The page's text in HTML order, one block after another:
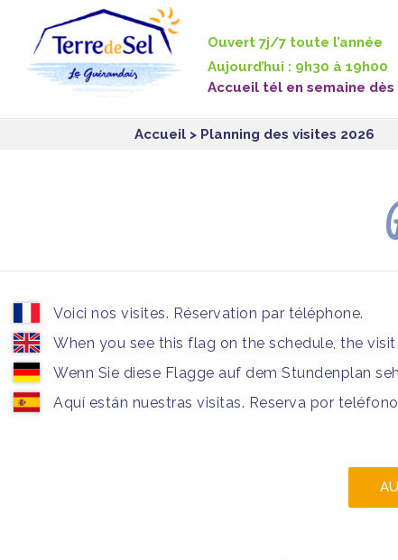
Ouvert 7j/7 toute l’année
Aujourd’hui : 9h30 à 19h00
Accueil tél en semaine dès
Accueil > Planning des visites 2026
Voici nos visites. Réservation par téléphone.
When you see this flag on the schedule, the
Wenn Sie diese Flagge auf dem Stundenplan
Aquí están nuestras visitas. Reserva por
Panneau de gestion des cookies